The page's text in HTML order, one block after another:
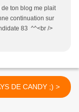
ton blog me plait
continuation sur
83 ^^<br />
AU PAYS DE CANDY ;) >